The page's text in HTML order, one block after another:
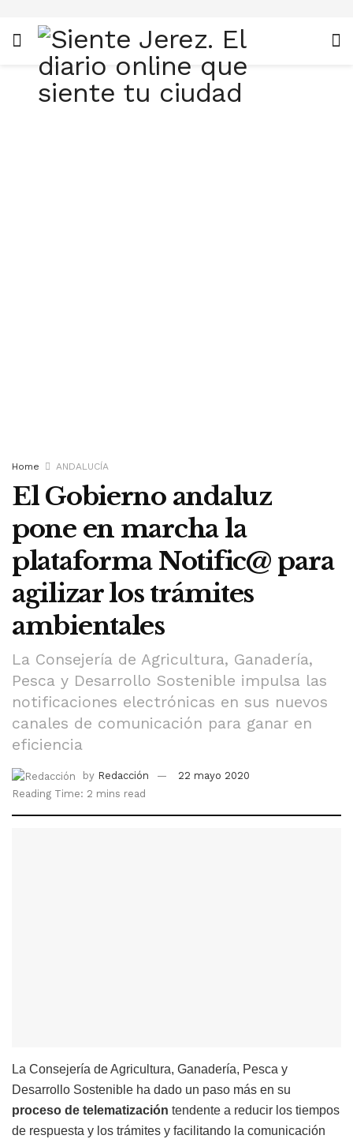
Home ANDALUCÍA
El Gobierno andaluz
pone en marcha la
plataforma Notific@ para
agilizar los trámites
ambientales
La Consejería de Agricultura, Ganadería,
Pesca y Desarrollo Sostenible impulsa las
notificaciones electrónicas en sus nuevos
canales de comunicación para ganar en
eficiencia
by Redacción
22 mayo 2020
Reading Time: 2 mins read
La Consejería de Agricultura, Ganadería, Pesca y
Desarrollo Sostenible ha dado un paso más en su
proceso de telematización tendente a reducir los tiempos
de respuesta y los trámites y facilitando la comunicación